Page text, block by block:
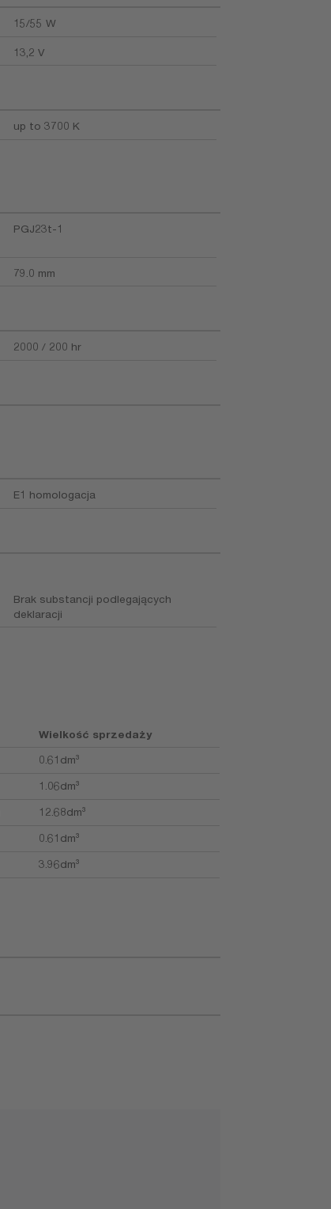
15/55 W
13,2 V
up to 3700 K
PGJ23t-1
79.0 mm
2000 / 200 hr
E1 homologacja
Brak substancji podlegających
deklaracji
Wielkość sprzedaży
0.61dm³
1.06dm³
12.68dm³
0.61dm³
3.96dm³